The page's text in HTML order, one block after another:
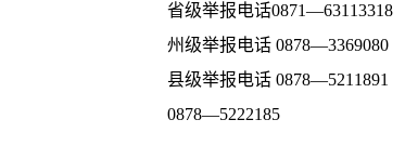
省级举报电话0871—63113318
州级举报电话 0878—3369080
县级举报电话 0878—5211891
0878—5222185